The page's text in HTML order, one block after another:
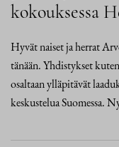
kokouksessa
Hyvät naiset ja herrat
tänään. Yhdistykset
osaltaan ylläpitävät
keskustelua Suomessa.